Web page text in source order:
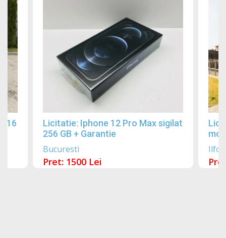
Licitatie: Iphone 12 Pro Max sigilat
256 GB + Garantie
Bucuresti
Pret: 1500 Lei
Ilfov